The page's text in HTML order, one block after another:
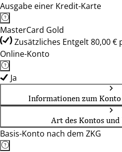
Ausgabe einer Kredit-Karte
MasterCard Gold
Zusätzliches Entgelt 80,00 €
Online-Konto
Ja
Informationen zum
Art des Kontos
Basis-Konto nach dem ZKG